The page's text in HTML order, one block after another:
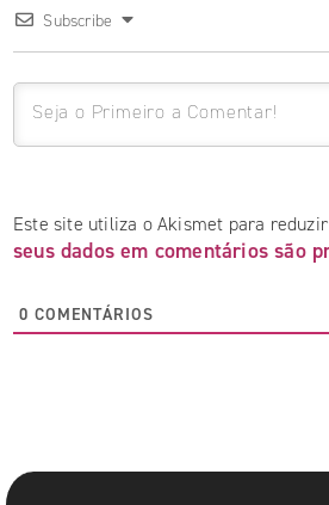
Subscribe
Este site utiliza o Akismet para reduzir
seus dados em comentários são
0 COMENTÁRIOS